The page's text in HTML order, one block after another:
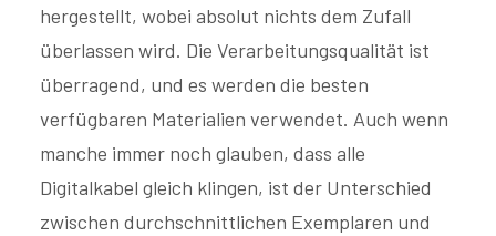
hergestellt, wobei absolut nichts dem Zufall
überlassen wird. Die Verarbeitungsqualität ist
überragend, und es werden die besten
verfügbaren Materialien verwendet. Auch wenn
manche immer noch glauben, dass alle
Digitalkabel gleich klingen, ist der Unterschied
zwischen durchschnittlichen Exemplaren und